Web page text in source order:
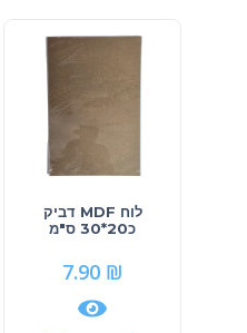
לוח MDF דביק
כ20*30 ס"מ
7.90 ₪